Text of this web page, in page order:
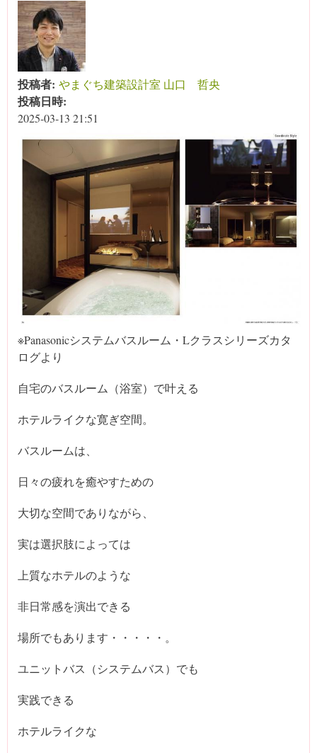
投稿者: やまぐち建築設計室 山口 哲央
投稿日時:
2025-03-13 21:51
※Panasonicシステムバスルーム・Lクラスシリーズカタ
ログより
自宅のバスルーム（浴室）で叶える
ホテルライクな寛ぎ空間。
バスルームは、
日々の疲れを癒やすための
大切な空間でありながら、
実は選択肢によっては
上質なホテルのような
非日常感を演出できる
場所でもあります・・・・・。
ユニットバス（システムバス）でも
実践できる
ホテルライクな